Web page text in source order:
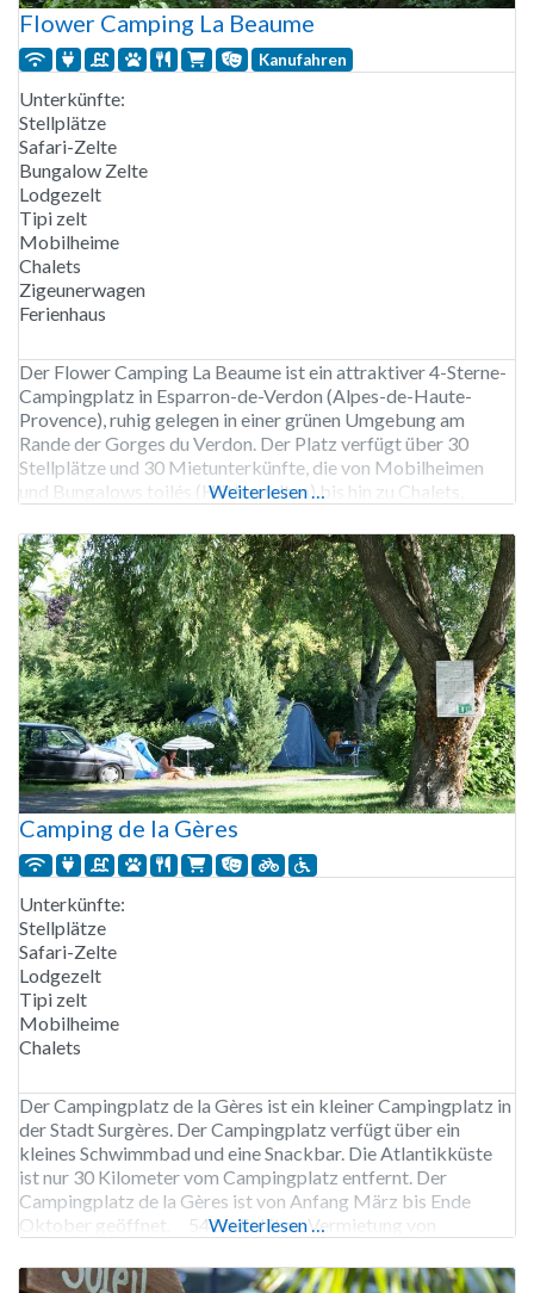
Flower Camping La Beaume
Kanufahren
Unterkünfte:
Stellplätze
Safari-Zelte
Bungalow Zelte
Lodgezelt
Tipi zelt
Mobilheime
Chalets
Zigeunerwagen
Ferienhaus
Der Flower Camping La Beaume ist ein attraktiver 4-Sterne-
Campingplatz in Esparron-de-Verdon (Alpes-de-Haute-
Provence), ruhig gelegen in einer grünen Umgebung am
Rande der Gorges du Verdon. Der Platz verfügt über 30
Stellplätze und 30 Mietunterkünfte, die von Mobilheimen
und Bungalows toilés (Hüttenzelten) bis hin zu Chalets,
reichen. Der Campingplatz ist von Mitte
Weiterlesen …
Camping de la Gères
Unterkünfte:
Stellplätze
Safari-Zelte
Lodgezelt
Tipi zelt
Mobilheime
Chalets
Der Campingplatz de la Gères ist ein kleiner Campingplatz in
der Stadt Surgères. Der Campingplatz verfügt über ein
kleines Schwimmbad und eine Snackbar. Die Atlantikküste
ist nur 30 Kilometer vom Campingplatz entfernt. Der
Campingplatz de la Gères ist von Anfang März bis Ende
Oktober geöffnet. 54 Stellplätze, Vermietung von
Mobilheimen.
Weiterlesen …